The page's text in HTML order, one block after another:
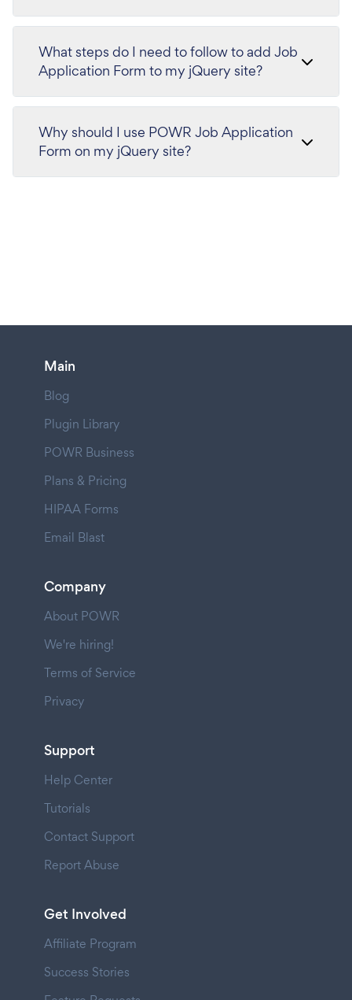
What steps do I need to follow to add Job
Application Form to my jQuery site?
Why should I use POWR Job Application
Form on my jQuery site?
Main
Blog
Plugin Library
POWR Business
Plans & Pricing
HIPAA Forms
Email Blast
Company
About POWR
We're hiring!
Terms of Service
Privacy
Support
Help Center
Tutorials
Contact Support
Report Abuse
Get Involved
Affiliate Program
Success Stories